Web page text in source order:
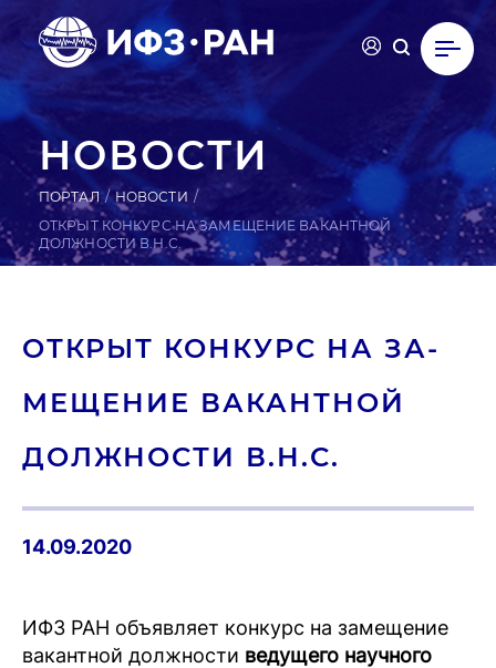
НОВОСТИ
ПОРТАЛ
НОВОСТИ
ОТКРЫТ КОНКУРС НА ЗАМЕЩЕНИЕ ВАКАНТНОЙ
ДОЛЖНОСТИ В.Н.С.
ОТКРЫТ КОНКУРС НА ЗА­
МЕЩЕ­НИЕ ВА­КАН­ТНОЙ
ДОЛ­ЖНОС­ТИ В.Н.С.
14.09.2020
ИФЗ РАН объявляет конкурс на замещение
вакантной должности ведущего научного